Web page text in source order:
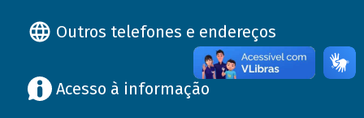
Outros telefones e endereços
Acesso à informação